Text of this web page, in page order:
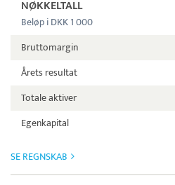
NØKKELTALL
Beløp i DKK 1 000
Bruttomargin
Årets resultat
Totale aktiver
Egenkapital
SE REGNSKAB